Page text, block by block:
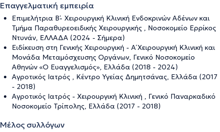
Επαγγελματική εμπειρία
Επιμελήτρια Β΄- Χειρουργική Κλινική Ενδοκρινών Αδένων και
Τμήμα Παραθυρεοειδικής Χειρουργικής , Νοσοκομείο Ερρίκος
Ντυνάν, ΕΛΛΑΔΑ (2024 - Σήμερα)
Ειδίκευση στη Γενικής Χειρουργική - Α΄ Χειρουργική Κλινική και
Μονάδα Μεταμόσχευσης Οργάνων, Γενικό Νοσοκομείο
Αθηνών «Ο Ευαγγελισμός», Ελλάδα (2018 - 2024)
Αγροτικός Ιατρός , Κέντρο Υγείας Δημητσάνας, Ελλάδα (2017
- 2018)
Αγροτικός Ιατρός - Χειρουργική Κλινική , Γενικό Παναρκαδικό
Νοσοκομείο Τρίπολης, Ελλάδα (2017 - 2018)
Μέλος συλλόγων